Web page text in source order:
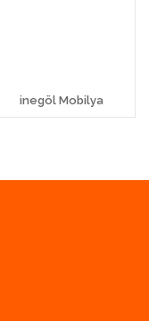
inegöl Mobilya